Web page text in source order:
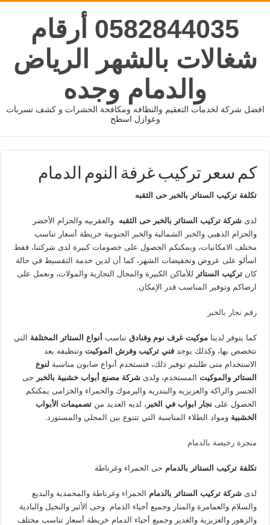
0582844035 أرقام
شغالات بالشهر الرياض
والدمام وجده
افضل شركة لخدمات التعقيم والنظافه ومكافحة الحشرات و كشف تسربات
وعوازل اسطح
كم سعر تركيب غرفة النوم الدمام
تكلفة تركيب الستائر بالخبر حى الثقبه
لدىشركة تركيب الستائر بالخبر حى الثقبه والعقربيه والحزام الأخضر
والحزام الذهبى والخبر الشمالية والخبر الجنوبية خريطة أسعار تناسب
مختلف الامكانيات، ويمكنكم الحصول على خصومات كبيرة لدى شركتنا، فقط
اسألو على عروض وتخفيضات الشهر، كما أن لدين خدمة التقسيط في حالة
كانتركيب الستائر للأماكن الكبيرة والمحال التجارية والمولات، ونعمل على
ارضاكم وتوفير المناسب قدر الإمكان.
رقم نجار بالخبر
كما يتوفر لديناموكيت غرف نوم وفنادق تناسب أنواع الستائر المختلفة
التي
تتخصص بها، وكذلك يوجدفني تركيب وفرش الموكيت وتنظيفه بعد
الاستخدام متى طلبتم توفير ذلك، فنستخدم أنواع صابون مناسبةلنوع
الستائر والموكيت المستخدم، ولدىشركة مصنع أبواب خشبية بالخبر حى
الجسر والراكة والعزيزيه والبندريه واليرموك والحمراء والخزامى يمكنكم
الحصول على نجار ابواب في الخبر ، لديه العديد منتصميمات الأبواب
الخشبية ومواد الطلاء المناسبة التي تتنوع بين المحلي والمستورد.
منجرة رخيصة بالدمام
تكلفة تركيب الستائر بالدمام حى الحمراء وغرناطة
لدىشركة تركيب الستائر بالدمام
الحمراء وغرناطة والمحمدية والبديع
والسلام والعمامرة والمنار وجميع أحياء الدمام وحى الأثير والنخيل والبادية
والزهور والعزيزية والغدير وجميع أحياء الدمام خريطة أسعار تناسب مختلف